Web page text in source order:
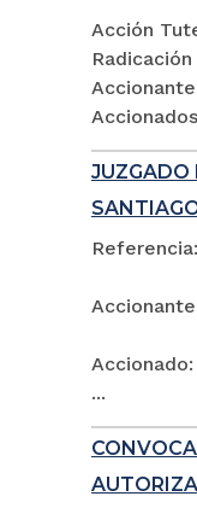
Acción
JUZGADO
...